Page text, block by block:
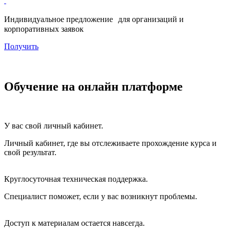
Индивидуальное предложение для организаций и
корпоративных заявок
Получить
Обучение на онлайн платформе
У вас свой личный кабинет.
Личный кабинет, где вы отслеживаете прохождение курса и
свой результат.
Круглосуточная техническая поддержка.
Специалист поможет, если у вас возникнут проблемы.
Доступ к материалам остается навсегда.